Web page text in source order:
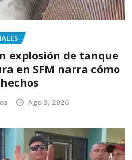
explosión de tanque
en SFM narra cómo
Ago 3, 2026